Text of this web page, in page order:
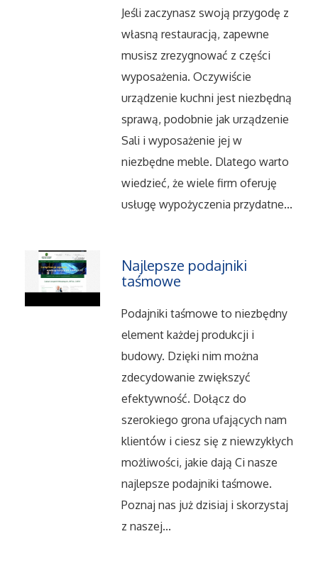
Zajęcia Sportowe i Rekreacyjne
Serwis
Restauracje, Catering
Fotografia
Ślub i Wesele
Weterynaryjne, Hodowla Zwierząt
Sprzątanie, Porządkowanie
Serwis
Opieka
Inne Usługi
Noclegi
Hotele i Noclegi
Jeśli zaczynasz swoją przygodę z
własną restauracją, zapewne
musisz zrezygnować z części
wyposażenia. Oczywiście
urządzenie kuchni jest niezbędną
sprawą, podobnie jak urządzenie
Sali i wyposażenie jej w
niezbędne meble. Dlatego warto
wiedzieć, że wiele firm oferuję
usługę wypożyczenia przydatne...
Najlepsze podajniki
taśmowe
Podajniki taśmowe to niezbędny
element każdej produkcji i
budowy. Dzięki nim można
zdecydowanie zwiększyć
efektywność. Dołącz do
szerokiego grona ufających nam
klientów i ciesz się z niewzykłych
możliwości, jakie dają Ci nasze
najlepsze podajniki taśmowe.
Poznaj nas już dzisiaj i skorzystaj
z naszej...